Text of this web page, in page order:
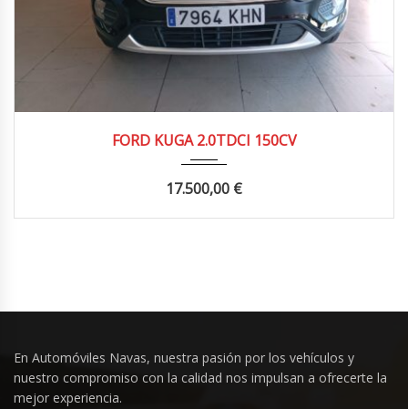
FORD KUGA 2.0TDCI 150CV
17.500,00 €
En Automóviles Navas, nuestra pasión por los vehículos y
nuestro compromiso con la calidad nos impulsan a ofrecerte la
mejor experiencia.